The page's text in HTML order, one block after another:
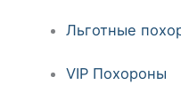
Льготные
VIP Похороны